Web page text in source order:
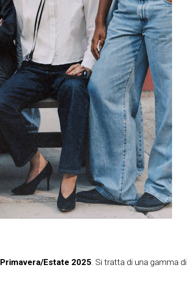
Primavera/Estate 2025 . Si tratta di una gamma di